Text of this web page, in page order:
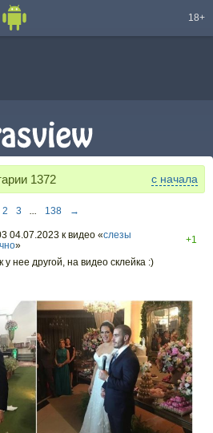
18+
1372 с начала
2 3 ... 138 →
04.07.2023 к видео «слезы
»
+1
у нее другой, на видео склейка :)